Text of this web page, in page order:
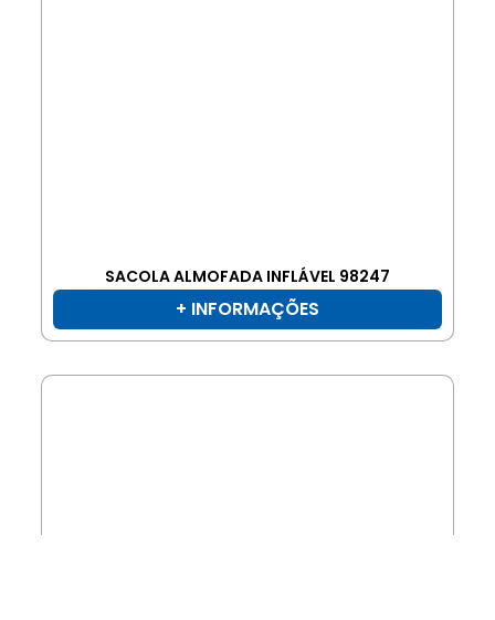
SACOLA ALMOFADA INFLÁVEL 98247
+ INFORMAÇÕES